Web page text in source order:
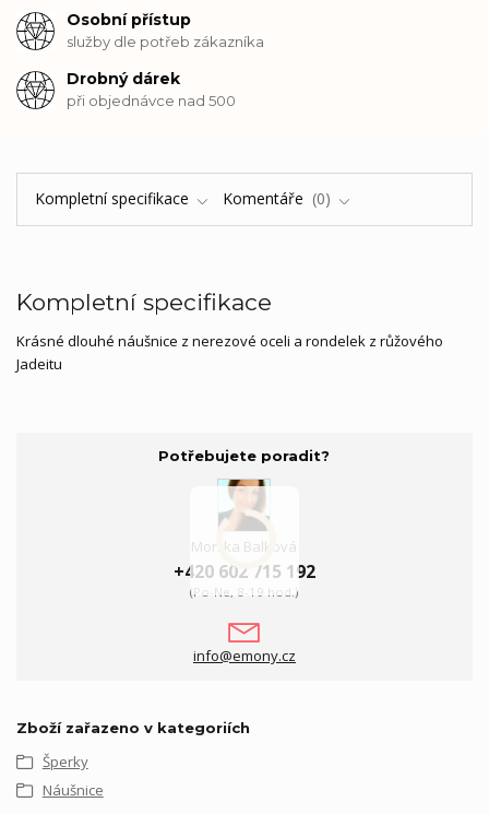
Osobní přístup
služby dle potřeb zákazníka
Drobný dárek
při objednávce nad 500
Kompletní specifikace Komentáře 0
Kompletní specifikace
Krásné dlouhé náušnice z nerezové oceli a rondelek z růžového
Jadeitu
Potřebujete poradit?
Monika Balková
+420 602 715 192
(Po-Ne, 8-19 hod.)
info@emony.cz
Zboží zařazeno v kategoriích
Šperky
Náušnice